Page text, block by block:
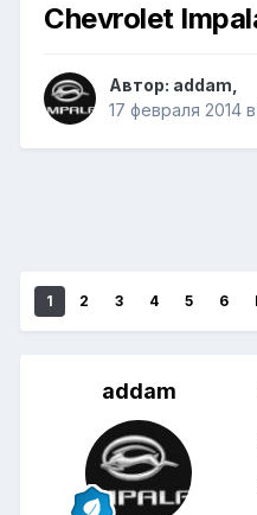
Chevrolet
Автор: addam
17 февраля 2014 в
1 2 3 4 5 6
addam